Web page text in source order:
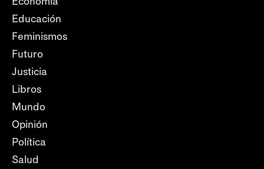
Educación
Feminismos
Futuro
Justicia
Libros
Mundo
Opinión
Política
Salud